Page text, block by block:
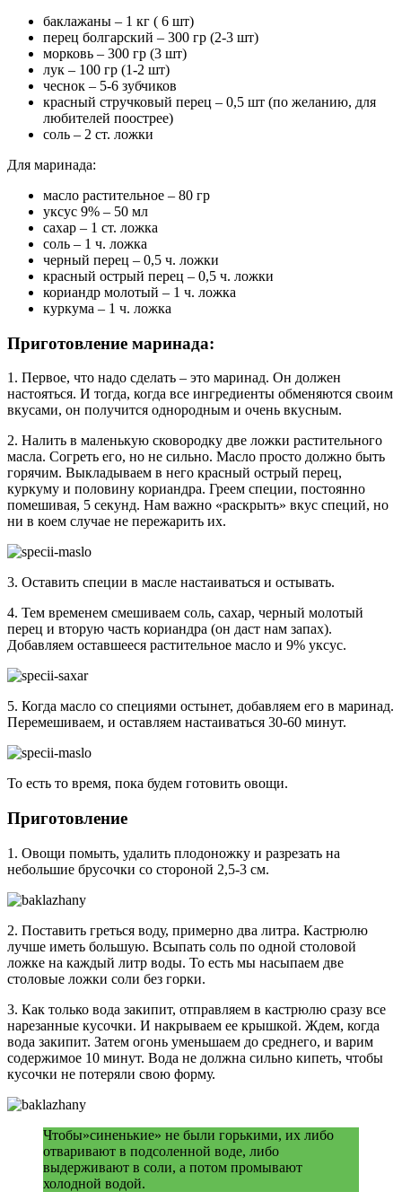
баклажаны – 1 кг ( 6 шт)
перец болгарский – 300 гр (2-3 шт)
морковь – 300 гр (3 шт)
лук – 100 гр (1-2 шт)
чеснок – 5-6 зубчиков
красный стручковый перец – 0,5 шт (по желанию, для
любителей поострее)
соль – 2 ст. ложки
Для маринада:
масло растительное – 80 гр
уксус 9% – 50 мл
сахар – 1 ст. ложка
соль – 1 ч. ложка
черный перец – 0,5 ч. ложки
красный острый перец – 0,5 ч. ложки
кориандр молотый – 1 ч. ложка
куркума – 1 ч. ложка
Приготовление маринада:
1. Первое, что надо сделать – это маринад. Он должен
настояться. И тогда, когда все ингредиенты обменяются своим
вкусами, он получится однородным и очень вкусным.
2. Налить в маленькую сковородку две ложки растительного
масла. Согреть его, но не сильно. Масло просто должно быть
горячим. Выкладываем в него красный острый перец,
куркуму и половину кориандра. Греем специи, постоянно
помешивая, 5 секунд. Нам важно «раскрыть» вкус специй, но
ни в коем случае не пережарить их.
3. Оставить специи в масле настаиваться и остывать.
4. Тем временем смешиваем соль, сахар, черный молотый
перец и вторую часть кориандра (он даст нам запах).
Добавляем оставшееся растительное масло и 9% уксус.
5. Когда масло со специями остынет, добавляем его в маринад.
Перемешиваем, и оставляем настаиваться 30-60 минут.
То есть то время, пока будем готовить овощи.
Приготовление
1. Овощи помыть, удалить плодоножку и разрезать на
небольшие брусочки со стороной 2,5-3 см.
2. Поставить греться воду, примерно два литра. Кастрюлю
лучше иметь большую. Всыпать соль по одной столовой
ложке на каждый литр воды. То есть мы насыпаем две
столовые ложки соли без горки.
3. Как только вода закипит, отправляем в кастрюлю сразу все
нарезанные кусочки. И накрываем ее крышкой. Ждем, когда
вода закипит. Затем огонь уменьшаем до среднего, и варим
содержимое 10 минут. Вода не должна сильно кипеть, чтобы
кусочки не потеряли свою форму.
Чтобы»синенькие» не были горькими, их либо
отваривают в подсоленной воде, либо
выдерживают в соли, а потом промывают
холодной водой.